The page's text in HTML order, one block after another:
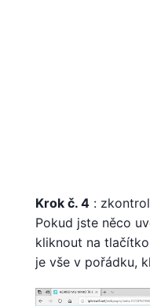
Krok č. 4 :
Pokud jste něco
kliknout na
je vše v pořádku,